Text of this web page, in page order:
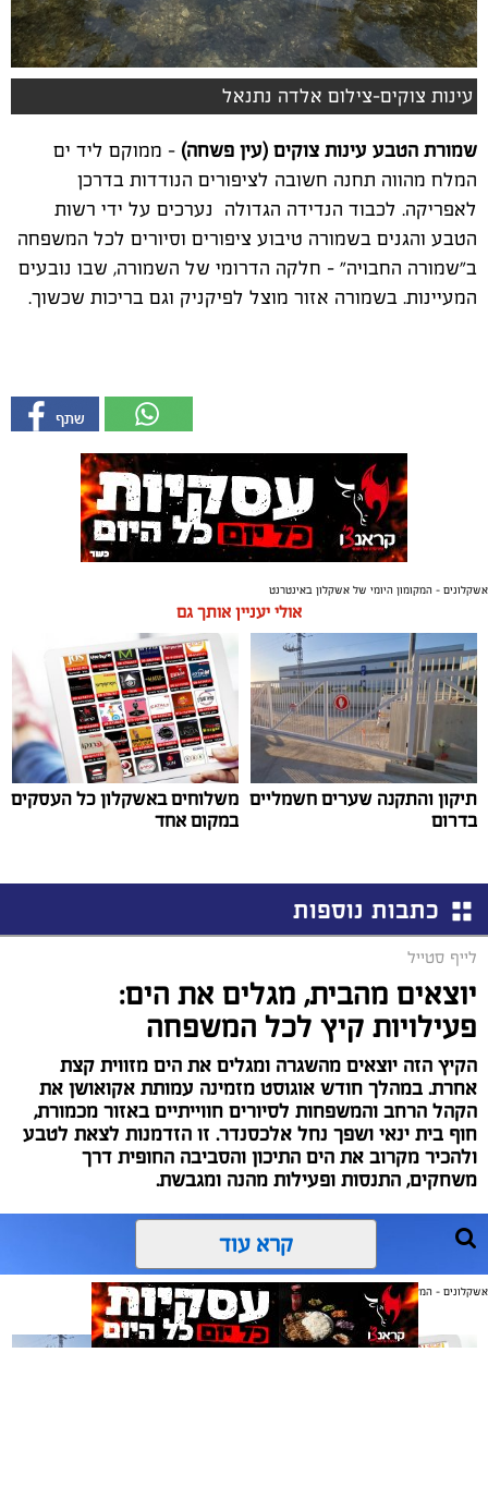
עינות צוקים-צילום אלדה נתנאל
שמורת הטבע עינות צוקים (עין פשחה) - ממוקם ליד ים
המלח מהווה תחנה חשובה לציפורים הנודדות בדרכן
לאפריקה. לכבוד הנדידה הגדולה נערכים על ידי רשות
הטבע והגנים בשמורה טיבוע ציפורים וסיורים לכל המשפחה
ב"שמורה החבויה" – חלקה הדרומי של השמורה, שבו נובעים
המעיינות. בשמורה אזור מוצל לפיקניק וגם בריכות שכשוך.
אשקלונים - המקומון היומי של אשקלון באינטרנט
אולי יעניין אותך גם
תיקון והתקנה שערים חשמליים
בדרום
משלוחים באשקלון כל העסקים
במקום אחד
כתבות נוספות
לייף סטייל
יוצאים מהבית, מגלים את הים:
פעילויות קיץ לכל המשפחה
הקיץ הזה יוצאים מהשגרה ומגלים את הים מזווית קצת
אחרת. במהלך חודש אוגוסט מזמינה עמותת אקואושן את
הקהל הרחב והמשפחות לסיורים חווייתיים באזור מכמורת,
חוף בית ינאי ושפך נחל אלכסנדר. זו הזדמנות לצאת לטבע
ולהכיר מקרוב את הים התיכון והסביבה החופית דרך
משחקים, התנסות ופעילות מהנה ומגבשת.
קרא עוד
אשקלונים - המקומון היומי של אשקלון באינטרנט
אולי יעניין אותך גם